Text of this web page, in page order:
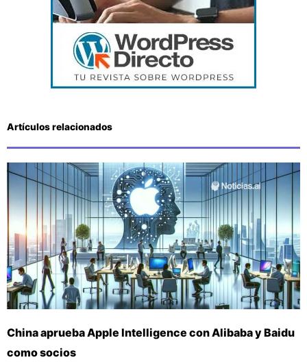
Artículos relacionados
China aprueba Apple Intelligence con Alibaba y Baidu
como socios